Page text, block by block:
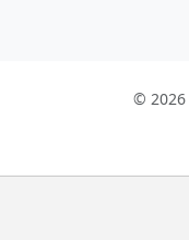
© 2026